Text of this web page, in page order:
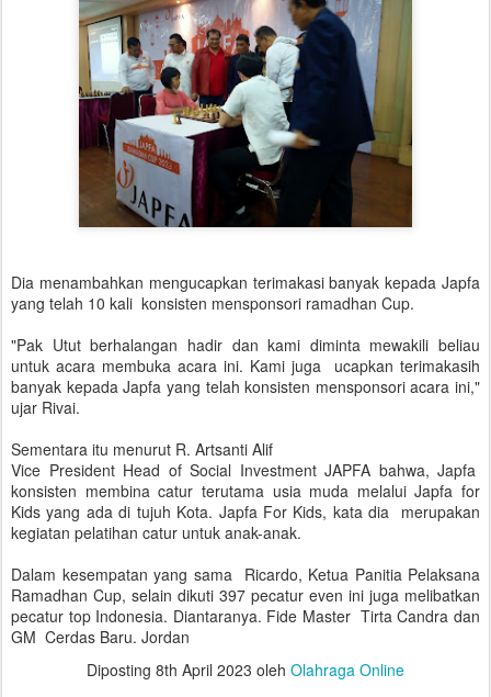
Dia menambahkan mengucapkan terimakasi banyak kepada Japfa
yang telah 10 kali konsisten mensponsori ramadhan Cup.
"Pak Utut berhalangan hadir dan kami diminta mewakili beliau
untuk acara membuka acara ini. Kami juga ucapkan terimakasih
banyak kepada Japfa yang telah konsisten mensponsori acara ini,"
ujar Rivai.
Sementara itu menurut R. Artsanti Alif
Vice President Head of Social Investment JAPFA bahwa, Japfa
konsisten membina catur terutama usia muda melalui Japfa for
Kids yang ada di tujuh Kota. Japfa For Kids, kata dia merupakan
kegiatan pelatihan catur untuk anak-anak.
Dalam kesempatan yang sama Ricardo, Ketua Panitia Pelaksana
Ramadhan Cup, selain dikuti 397 pecatur even ini juga melibatkan
pecatur top Indonesia. Diantaranya. Fide Master Tirta Candra dan
GM Cerdas Baru. Jordan
Diposting 8th April 2023 oleh Olahraga Online